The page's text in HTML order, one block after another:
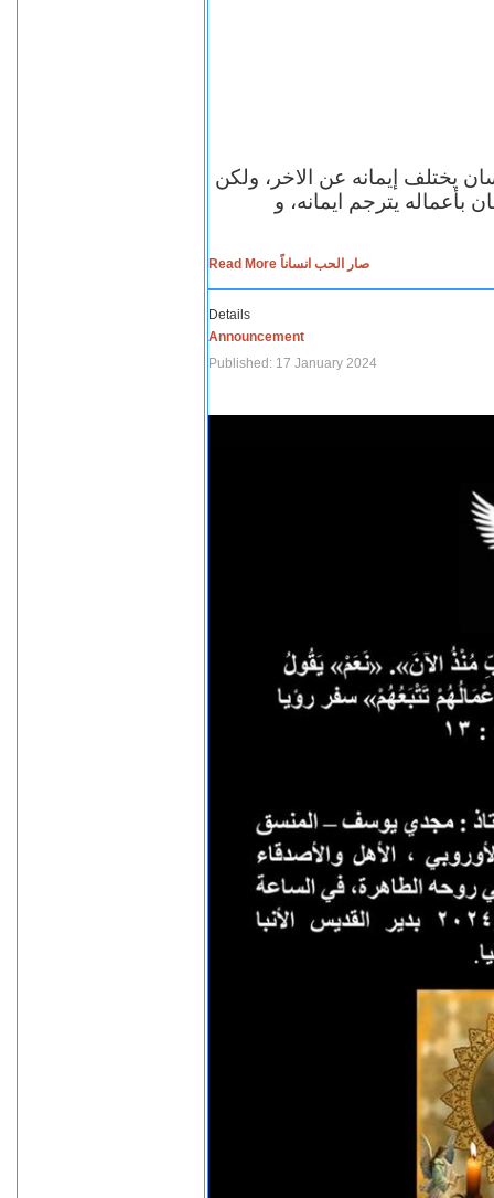
يختلف إيمانه عن الاخر، ولكن
بأعماله يترجم ايمانه، و
Read More صار الحب انساناً
Details
Announcement
Published: 17 January 2024